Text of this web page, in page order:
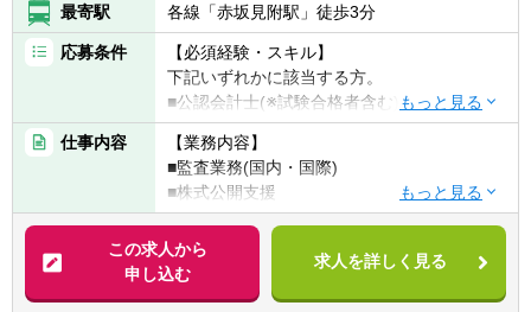
最寄駅 各線「赤坂見附駅」徒歩3分
応募条件
【必須経験・スキル】
下記いずれかに該当する方。
■公認会計士(※試験合格者含む)
■USCPA(※監査経験必須)
※前職のご経験を積極的に考慮いたします。
【海外駐在の条件について】
ご経験、英語力、ご年齢等で明確な条件は設
けておりません。
目安として、基礎的な監査スキルや
仕事内容
【業務内容】
■監査業務(国内・国際)
■株式公開支援
■内部統制支援
■IFRS導入支援 等
※法人として海外駐在職員を増強していく方
この求人から
申し込む
求人を詳しく見る